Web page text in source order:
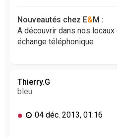
Nouveautés chez E&M :
A découvrir dans nos
échange téléphonique
Thierry.G
bleu
M 04 déc. 2013, 01:16